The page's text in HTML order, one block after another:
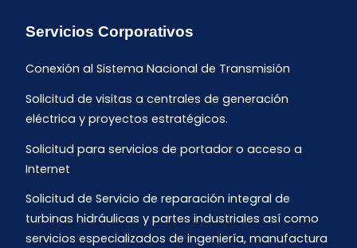
Servicios Corporativos
Conexión al Sistema Nacional de Transmisión
Solicitud de visitas a centrales de generación
eléctrica y proyectos estratégicos.
Solicitud para servicios de portador o acceso a
Internet
Solicitud de Servicio de reparación integral de
turbinas hidráulicas y partes industriales así como
servicios especializados de ingeniería, manufactura